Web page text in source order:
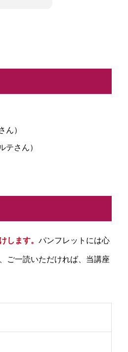
ん）
テさん）
します。 パンフレットには心
ご一読いただければ、当講座